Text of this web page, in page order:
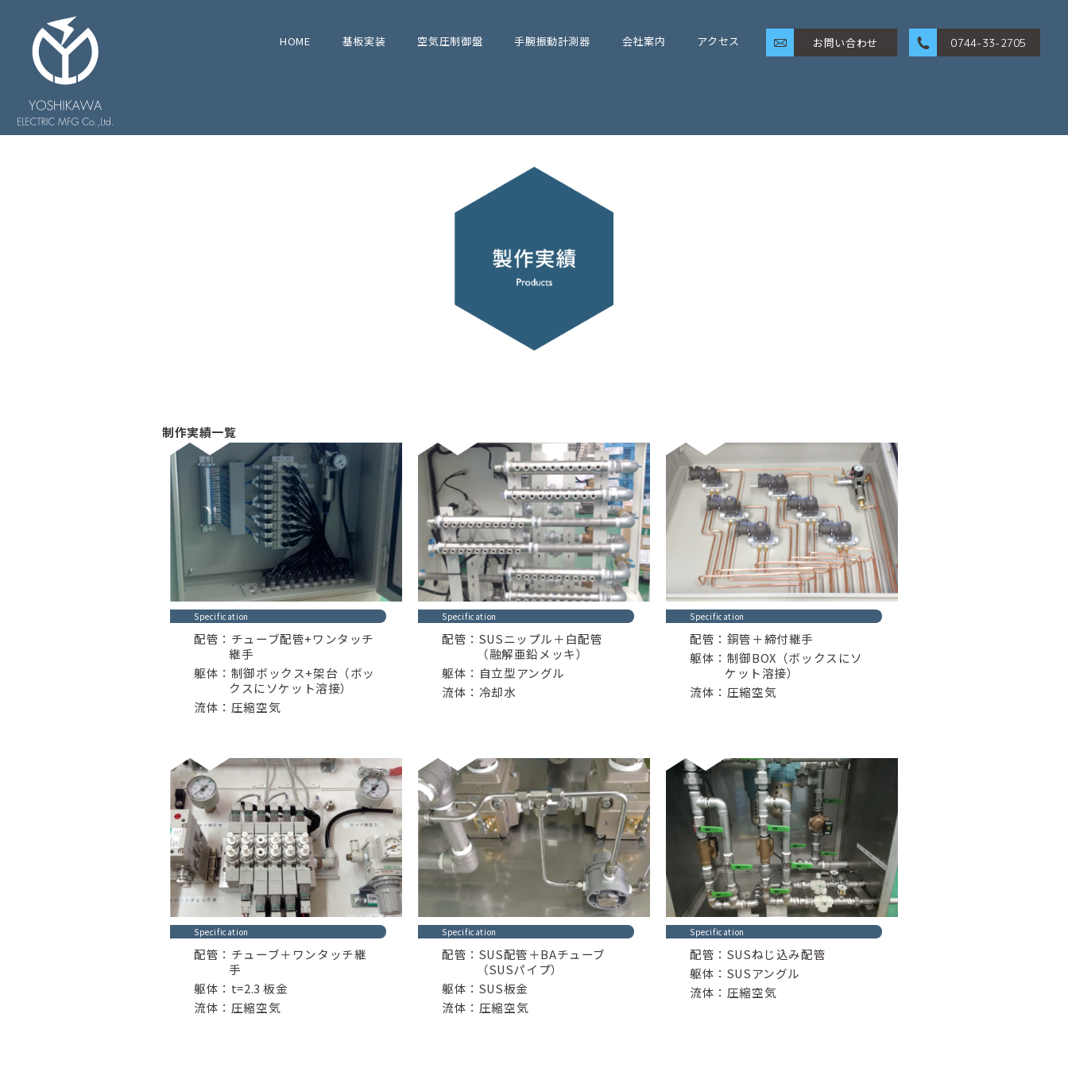
HOME 基板実装 空気圧制御盤 手腕振動計測器 会社案内 アクセス お問い合わせ 0744-33-2705
制作実績一覧
Specification
配管：チューブ配管+ワンタッチ
継手
躯体：制御ボックス+架台（ボッ
クスにソケット溶接）
流体：圧縮空気
Specification
配管：SUSニップル＋白配管
（融解亜鉛メッキ）
躯体：自立型アングル
流体：冷却水
Specification
配管：銅管＋締付継手
躯体：制御BOX（ボックスにソ
ケット溶接）
流体：圧縮空気
Specification
配管：チューブ＋ワンタッチ継
手
躯体：t=2.3 板金
流体：圧縮空気
Specification
配管：SUS配管＋BAチューブ
（SUSパイプ）
躯体：SUS板金
流体：圧縮空気
Specification
配管：SUSねじ込み配管
躯体：SUSアングル
流体：圧縮空気